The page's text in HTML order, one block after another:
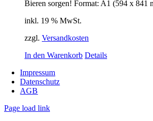
Bieren sorgen! Format: A1 (594 x 841
inkl. 19 % MwSt.
zzgl. Versandkosten
In den Warenkorb Details
Impressum
Datenschutz
AGB
Page load link